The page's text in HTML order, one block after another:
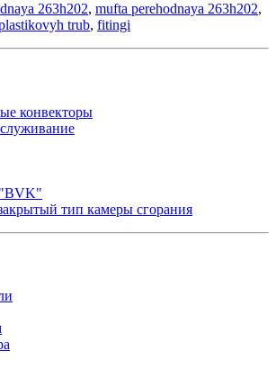
263h202, mufta perehodnaya 263h202,
trub, fitingi
конвекторы
тип камеры сгорания